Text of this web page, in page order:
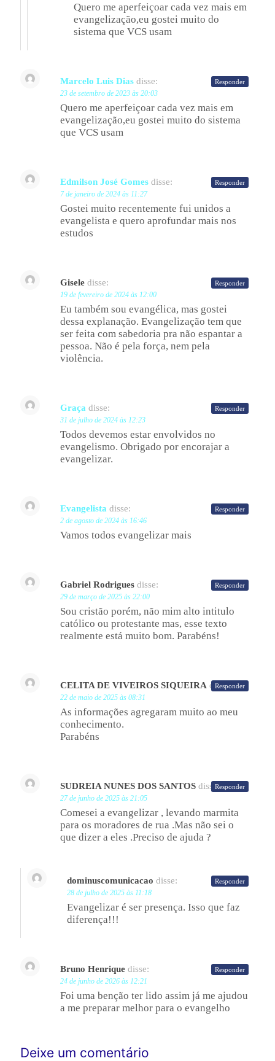
Quero me aperfeiçoar cada vez mais em
evangelização,eu gostei muito do
sistema que VCS usam
Marcelo Luis Dias disse:
23 de setembro de 2023 às 20:03
Quero me aperfeiçoar cada vez mais em
evangelização,eu gostei muito do sistema
que VCS usam
Responder
Edmilson José Gomes disse:
7 de janeiro de 2024 às 11:27
Gostei muito recentemente fui unidos a
evangelista e quero aprofundar mais nos
estudos
Responder
Gisele disse:
19 de fevereiro de 2024 às 12:00
Eu também sou evangélica, mas gostei
dessa explanação. Evangelização tem que
ser feita com sabedoria pra não espantar a
pessoa. Não é pela força, nem pela
violência.
Responder
Graça disse:
31 de julho de 2024 às 12:23
Todos devemos estar envolvidos no
evangelismo. Obrigado por encorajar a
evangelizar.
Responder
Evangelista disse:
2 de agosto de 2024 às 16:46
Vamos todos evangelizar mais
Responder
Gabriel Rodrigues disse:
29 de março de 2025 às 22:00
Sou cristão porém, não mim alto intitulo
católico ou protestante mas, esse texto
realmente está muito bom. Parabéns!
Responder
CELITA DE VIVEIROS SIQUEIRA disse:
22 de maio de 2025 às 08:31
As informações agregaram muito ao meu
conhecimento.
Parabéns
Responder
SUDREIA NUNES DOS SANTOS disse:
27 de junho de 2025 às 21:05
Comesei a evangelizar , levando marmita
para os moradores de rua .Mas não sei o
que dizer a eles .Preciso de ajuda ?
Responder
dominuscomunicacao disse:
28 de julho de 2025 às 11:18
Evangelizar é ser presença. Isso que faz
diferença!!!
Responder
Bruno Henrique disse:
24 de junho de 2026 às 12:21
Foi uma benção ter lido assim já me ajudou
a me preparar melhor para o evangelho
Responder
Deixe um comentário